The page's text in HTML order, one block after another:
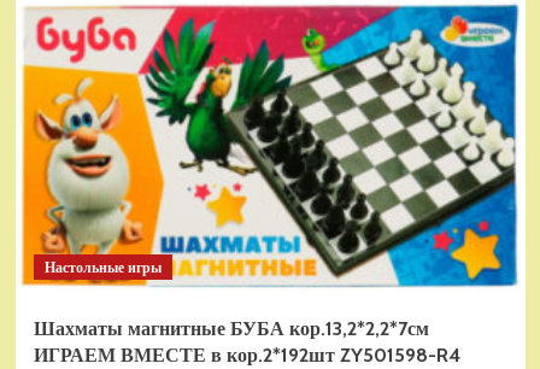
Настольные игры
Шахматы магнитные БУБА кор.13,2*2,2*7см
ИГРАЕМ ВМЕСТЕ в кор.2*192шт ZY501598-R4